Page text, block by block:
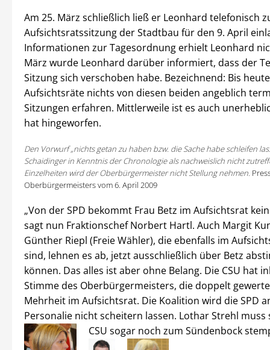
Am 25. März schließlich ließ er Leonhard telefonisch
Aufsichtsratssitzung der Stadtbau für den 9. April
Informationen zur Tagesordnung erhielt Leonhard
März wurde Leonhard darüber informiert, dass der
Sitzung sich verschoben habe. Bezeichnend: Bis
Aufsichtsräte nichts von diesen beiden angeblich
Sitzungen erfahren. Mittlerweile ist es auch
hat hingeworfen.
Den Vorwurf „nichts getan zu haben bzw. die Sache habe schleifen
Schaidinger in Kenntnis der Chronologie als nachweislich nicht
Einzelheiten wird der Oberbürgermeister nicht Stellung nehmen.
Oberbürgermeisters vom 6. April 2009
„Von der SPD bekommt Frau Betz im Aufsichtsrat
sagt nun Fraktionschef Norbert Hartl. Auch Margit
Günther Riepl (Freie Wähler), die ebenfalls im
sind, lehnen es ab, jetzt ausschließlich über Betz
können. Das alles ist aber ohne Belang. Die CSU hat
Stimme des Oberbürgermeisters, die doppelt
Mehrheit im Aufsichtsrat. Die Koalition wird die SPD
Personalie nicht scheitern lassen. Lothar Strehl muss
CSU sogar noch zum Sündenbock